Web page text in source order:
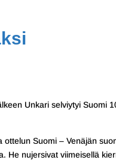
Unkari selviytyi Suomi
Suomi – Venäjän
He nujersivat viimeisellä